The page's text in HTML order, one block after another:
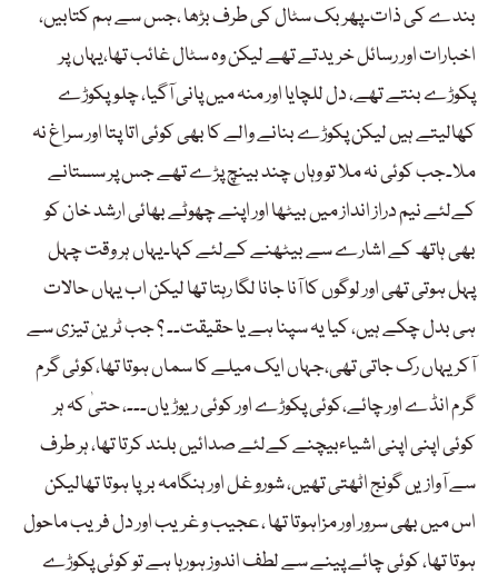
بندے کی ذات۔پھر بک سٹال کی طرف بڑھا ،جس سے ہم کتابیں،
اخبارات اور رسائل خریدتے تھے لیکن وہ سٹال غائب تھا،یہاں پر
پکوڑے بنتے تھے، دل للچایا اور منہ میں پانی آگیا، چلوپکوڑے
کھالیتے ہیں لیکن پکوڑے بنانے والے کا بھی کوئی اتا پتا اور سراغ نہ
ملا۔جب کوئی نہ ملا تو وہاں چند بینچ پڑے تھے جس پر سستانے
کےلئے نیم دراز انداز میں بیٹھا اور اپنے چھوٹے بھائی ارشد خان کو
بھی ہاتھ کے اشارے سے بیٹھنے کےلئے کہا۔یہاں ہر وقت چہل
پہل ہوتی تھی اور لوگوں کا آنا جانا لگا رہتا تھا لیکن اب یہاں حالات
ہی بدل چکے ہیں، کیا یہ سپنا ہے یا حقیقت۔۔ ؟ جب ٹرین تیزی سے
آکر یہاں رک جاتی تھی،جہاں ایک میلے کا سماں ہوتا تھا،کوئی گرم
گرم انڈے اور چائے،کوئی پکوڑے اور کوئی ریوڑیاں۔۔۔، حتیٰ کہ ہر
کوئی اپنی اپنی اشیاءبیچنے کےلئے صدائیں بلند کرتا تھا، ہر طرف
سے آوازیں گونج اٹھتی تھیں، شورو غل اور ہنگامہ برپا ہوتا تھالیکن
اس میں بھی سرور اور مزاہوتا تھا ، عجیب و غریب اور دل فریب ماحول
ہوتا تھا، کوئی چائے پینے سے لطف اندوز ہورہا ہے تو کوئی پکوڑے